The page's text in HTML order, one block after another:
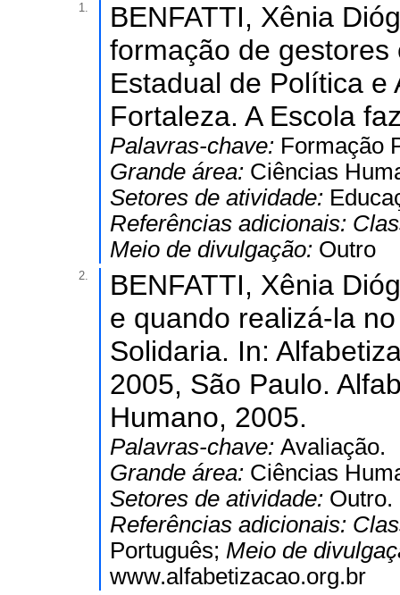
1.
BENFATTI, Xênia
formação de
Estadual de Política e
Fortaleza. A Escola
Palavras-chave: Formação
Grande área: Ciências
Setores de atividade:
Referências adicionais:
Meio de divulgação: Outro
2.
BENFATTI, Xênia
e quando realizá-la
Solidaria. In:
2005, São Paulo.
Humano, 2005.
Palavras-chave: Avaliação.
Grande área: Ciências
Setores de atividade: Outro.
Referências adicionais:
Português; Meio de
www.alfabetizacao.org.br